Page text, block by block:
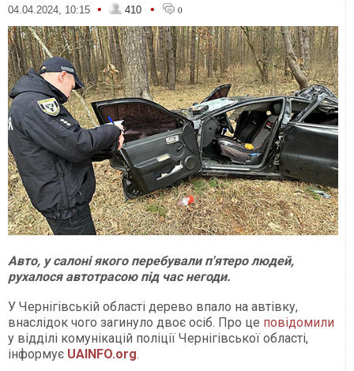
04.04.2024, 10:15 • 410 • 0
Авто, у салоні якого перебували п'ятеро людей,
рухалося автотрасою під час негоди.
У Чернігівській області дерево впало на автівку,
внаслідок чого загинуло двоє осіб. Про це повідомили
у відділі комунікацій поліції Чернігівської області,
інформує UAINFO.org.